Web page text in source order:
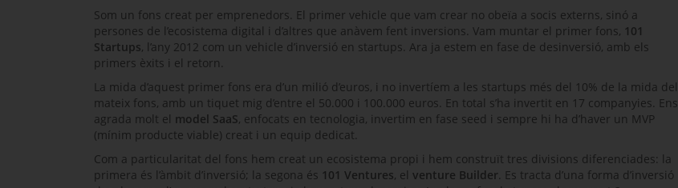
Som un fons creat per emprenedors. El primer vehicle que vam crear no obeïa a socis externs, sinó a
persones de l’ecosistema digital i d’altres que anàvem fent inversions. Vam muntar el primer fons, 101
Startups, l’any 2012 com un vehicle d’inversió en startups . Ara ja estem en fase de desinversió, amb els
primers èxits i el retorn.
La mida d’aquest primer fons era d’un milió d’euros, i no invertíem a les startups més del 10% de la mida del
mateix fons, amb un tiquet mig d’entre el 50.000 i 100.000 euros. En total s’ha invertit en 17 companyies. Ens
agrada molt el model SaaS, enfocats en tecnologia, invertim en fase seed i sempre hi ha d’haver un MVP
(mínim producte viable) creat i un equip dedicat.
Com a particularitat del fons hem creat un ecosistema propi i hem construït tres divisions diferenciades: la
primera és l’àmbit d’inversió; la segona és 101 Ventures, el venture Builder . Es tracta d’una forma d’inversió